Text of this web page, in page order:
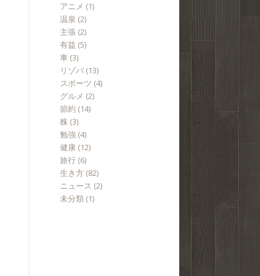
アニメ (1)
温泉 (2)
主張 (2)
有益 (5)
車 (3)
リゾバ (13)
スポーツ (4)
グルメ (2)
節約 (14)
株 (3)
勉強 (4)
健康 (12)
旅行 (6)
生き方 (82)
ニュース (2)
未分類 (1)